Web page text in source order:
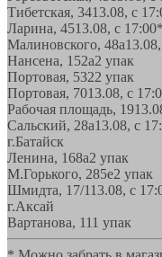
Тибетская, 3413.08, с
Ларина, 4513.08, с 17:00*
Малиновского, 48а
Нансена, 152а2 упак
Портовая, 5322 упак
Портовая, 7013.08, с
Рабочая площадь, 19
Сальский, 28a13.08, с
г.Батайск
Ленина, 168а2 упак
М.Горького, 285е2 упак
Шмидта, 17/113.08, с
г.Аксай
Вартанова, 111 упак